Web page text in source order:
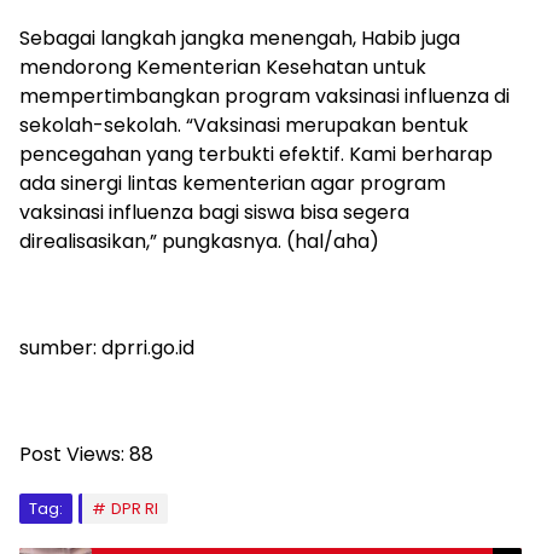
Sebagai langkah jangka menengah, Habib juga
mendorong Kementerian Kesehatan untuk
mempertimbangkan program vaksinasi influenza di
sekolah-sekolah. “Vaksinasi merupakan bentuk
pencegahan yang terbukti efektif. Kami berharap
ada sinergi lintas kementerian agar program
vaksinasi influenza bagi siswa bisa segera
direalisasikan,” pungkasnya. (hal/aha)
sumber: dprri.go.id
Post Views: 88
Tag: DPR RI